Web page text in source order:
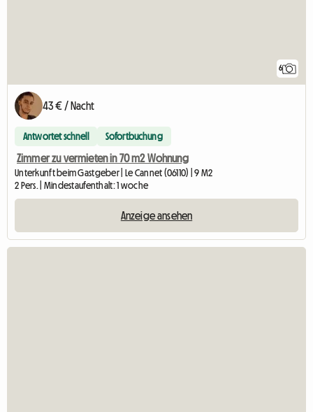
6
43 € / Nacht
Antwortet schnell Sofortbuchung
Zimmer zu vermieten in 70 m2 Wohnung
Unterkunft beim Gastgeber | Le Cannet (06110) | 9 M2
2 Pers. | Mindestaufenthalt: 1 woche
Anzeige ansehen